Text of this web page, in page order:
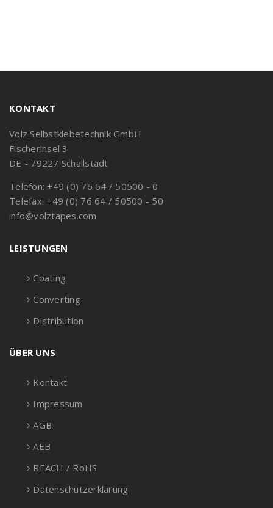
KONTAKT
Volz Selbstklebetechnik GmbH
Fischerinsel 3
DE - 79227 Schallstadt
Telefon: +49 (0) 76 64 / 50500 - 0
Telefax: +49 (0) 76 64 / 50500 - 50
info@volztapes.com
LEISTUNGEN
Coating
Converting
Distribution
ÜBER UNS
Kontakt
Impressum
AGB
AEB
REACH / RoHS
Datenschutzerklärung